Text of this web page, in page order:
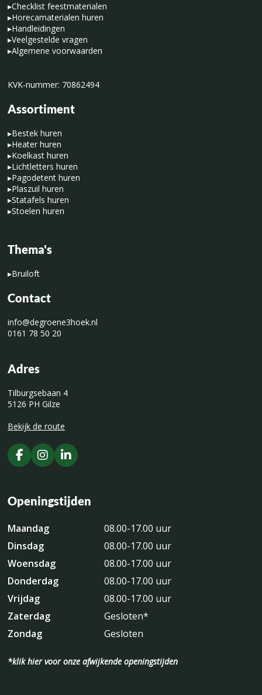
▸Checklist feestmaterialen
▸Horecamaterialen huren
▸Handleidingen
▸Veelgestelde vragen
▸Algemene voorwaarden
KVK-nummer: 70862494
Assortiment
▸Bestek huren
▸Heater huren
▸Koelkast huren
▸Lichtletters huren
▸Pagodetent huren
▸Plaszuil huren
▸Statafels huren
▸Stoelen huren
Thema's
▸Bruiloft
Contact
info@degroene3hoek.nl
0161 78 50 20
Adres
Tilburgsebaan 4
5126 PH Gilze
Bekijk de route
Openingstijden
Maandag
08.00-17.00 uur
Dinsdag
08.00-17.00 uur
Woensdag
08.00-17.00 uur
Donderdag
08.00-17.00 uur
Vrijdag
08.00-17.00 uur
Zaterdag
Gesloten*
Zondag
Gesloten
*klik hier voor onze afwijkende openingstijden